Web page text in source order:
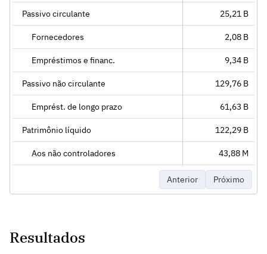
Passivo circulante 25,21 B
Fornecedores 2,08 B
Empréstimos e financ. 9,34 B
Passivo não circulante 129,76 B
Emprést. de longo prazo 61,63 B
Patrimônio líquido 122,29 B
Aos não controladores 43,88 M
Anterior Próximo
Resultados